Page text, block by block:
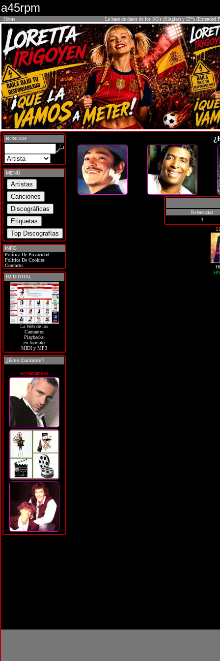
a45rpm
Home La base de datos de los SG's (Singles) y EP's (Extended
BUSCAR
MENÚ
INFO
Política De Privacidad
Política De Cookies
Contacto
IM DIGITAL
La Web de los
Cantantes
Playbacks
en formato
MIDI y MP3
¿Eres Cantante?
soycantante.es
Referencias
3